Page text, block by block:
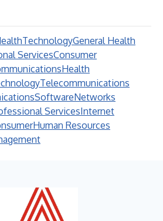
TechnologyGeneral Health
ServicesConsumer
Health
Telecommunications
SoftwareNetworks
ServicesInternet
Human Resources